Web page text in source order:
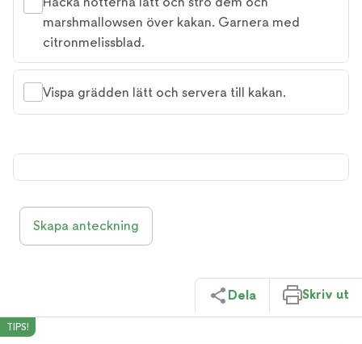
marshmallowsen över kakan. Garnera med
citronmelissblad.
Vispa grädden lätt och servera till kakan.
Skapa anteckning
Dela Skriv ut
TIPS!